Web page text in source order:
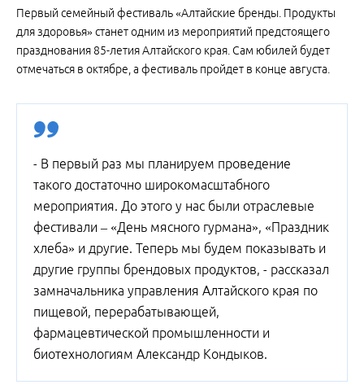
Первый семейный фестиваль «Алтайские бренды. Продукты
для здоровья» станет одним из мероприятий предстоящего
празднования 85-летия Алтайского края. Сам юбилей будет
отмечаться в октябре, а фестиваль пройдет в конце августа.
- В первый раз мы планируем проведение
такого достаточно широкомасштабного
мероприятия. До этого у нас были отраслевые
фестивали – «День мясного гурмана», «Праздник
хлеба» и другие. Теперь мы будем показывать и
другие группы брендовых продуктов, - рассказал
замначальника управления Алтайского края по
пищевой, перерабатывающей,
фармацевтической промышленности и
биотехнологиям Александр Кондыков.